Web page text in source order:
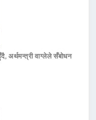
अर्थमन्त्री वाग्लेले सँबोधन